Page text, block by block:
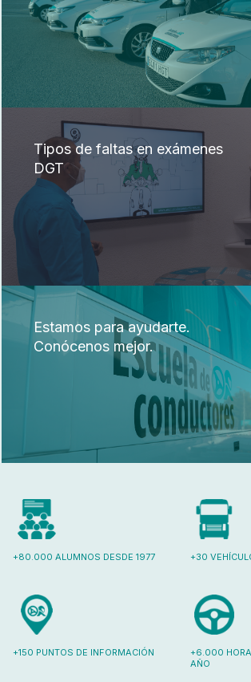
Tipos de faltas en exámenes
DGT
Estamos para ayudarte.
Conócenos mejor.
+80.000 ALUMNOS DESDE 1977 +30
+150 PUNTOS DE INFORMACIÓN
+6.000
AÑO